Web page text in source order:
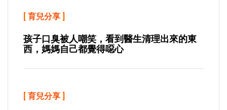
[ 育兒分享 ]
孩子口臭被人嘲笑，看到醫生清理出來的東
西，媽媽自己都覺得噁心
[ 育兒分享 ]